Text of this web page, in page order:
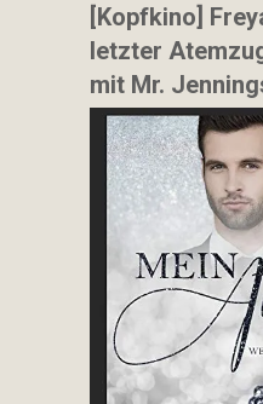
[Kopfkino]
letzter
mit Mr.